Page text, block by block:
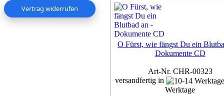
Vertrag widerrufen
O Fürst, wie fängst Du ein
Dokumente CD
Art-Nr. CHR-00323
versandfertig in
Werktage